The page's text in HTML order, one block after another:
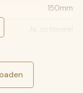
150mm
Ja, optioneel